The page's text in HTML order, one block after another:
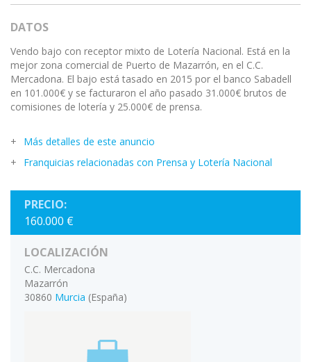
DATOS
Vendo bajo con receptor mixto de Lotería Nacional. Está en la
mejor zona comercial de Puerto de Mazarrón, en el C.C.
Mercadona. El bajo está tasado en 2015 por el banco Sabadell
en 101.000€ y se facturaron el año pasado 31.000€ brutos de
comisiones de lotería y 25.000€ de prensa.
Más detalles de este anuncio
Franquicias relacionadas con Prensa y Lotería Nacional
PRECIO:
160.000 €
LOCALIZACIÓN
C.C. Mercadona
Mazarrón
30860 Murcia (España)